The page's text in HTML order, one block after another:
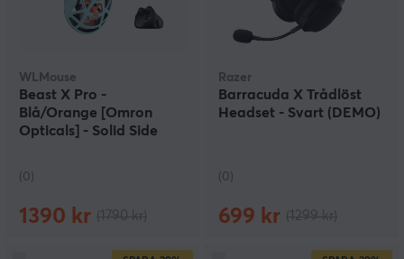
WLMouse
Beast X Pro -
Blå/Orange [Omron
Opticals] - Solid Side
(0)
1390 kr
Razer
Barracuda X Trådlöst
Headset - Svart (DEMO)
(0)
699 kr